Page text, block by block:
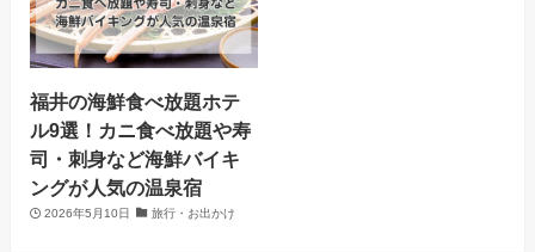
福井の海鮮食べ放題ホテ
ル9選！カニ食べ放題や寿
司・刺身など海鮮バイキ
ングが人気の温泉宿
2026年5月10日 旅行・お出かけ